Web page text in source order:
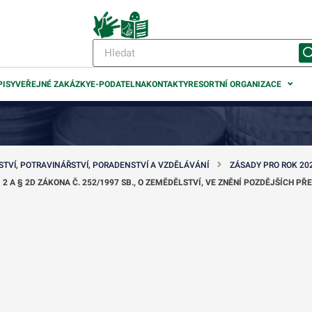
VEŘEJNÉ ZAKÁZKYE-PODATELNAKONTAKTYRESORTNÍ ORGANIZACE
POTRAVINÁŘSTVÍ, PORADENSTVÍ A VZDĚLÁVÁNÍ
ZÁSADY PRO ROK
A § 2D ZÁKONA Č. 252/1997 SB., O ZEMĚDĚLSTVÍ, VE ZNĚNÍ POZDĚJŠÍCH